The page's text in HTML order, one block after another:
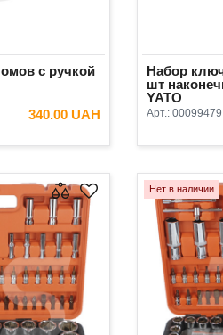
с ручкой
340.00 UAH
В КОРЗИНУ
Набор
шт
YATO
Арт.: 00099479
Нет в наличии